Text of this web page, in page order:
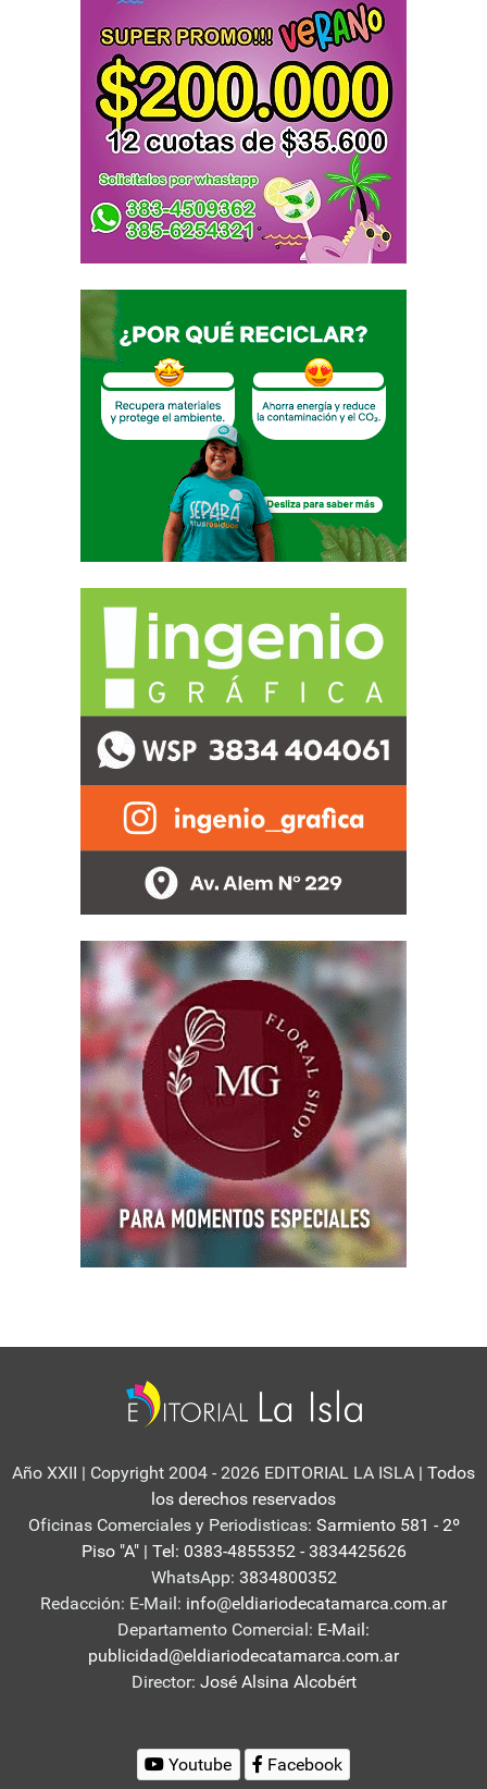
Año XXII | Copyright 2004 - 2026 EDITORIAL LA ISLA | Todos
los derechos reservados
Oficinas Comerciales y Periodisticas: Sarmiento 581 - 2º
Piso "A" | Tel: 0383-4855352 - 3834425626
WhatsApp: 3834800352
Redacción: E-Mail: info@eldiariodecatamarca.com.ar
Departamento Comercial: E-Mail:
publicidad@eldiariodecatamarca.com.ar
Director: José Alsina Alcobért
Youtube Facebook